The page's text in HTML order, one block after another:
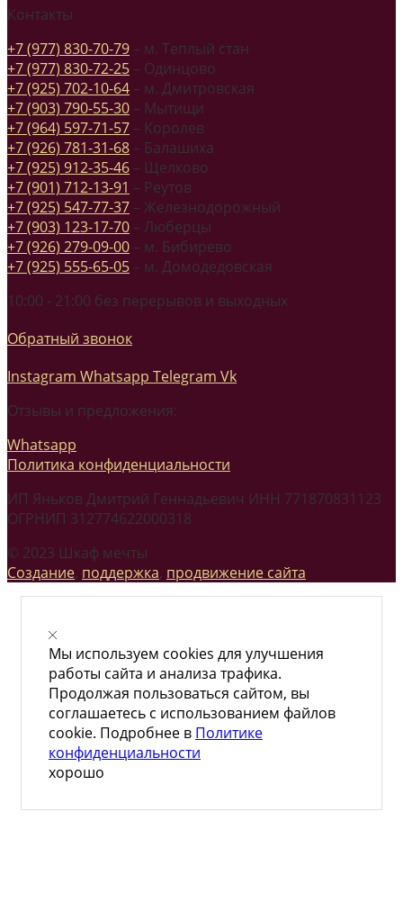
Контакты
+7 (977) 830-70-79 – м. Теплый стан
+7 (977) 830-72-25 – Одинцово
+7 (925) 702-10-64 – м. Дмитровская
+7 (903) 790-55-30 – Мытищи
+7 (964) 597-71-57 – Королев
+7 (926) 781-31-68 – Балашиха
+7 (925) 912-35-46 – Щелково
+7 (901) 712-13-91 – Реутов
+7 (925) 547-77-37 – Железнодорожный
+7 (903) 123-17-70 – Люберцы
+7 (926) 279-09-00 – м. Бибирево
+7 (925) 555-65-05 – м. Домодедовская
10:00 - 21:00 без перерывов и выходных
Обратный звонок
Instagram Whatsapp Telegram Vk
Отзывы и предложения:
Whatsapp
Политика конфиденциальности
ИП Яньков Дмитрий Геннадьевич ИНН 771870831123
ОГРНИП 312774622000318
© 2023 Шкаф мечты
Создание, поддержка, продвижение сайта
Мы используем cookies для улучшения
работы сайта и анализа трафика.
Продолжая пользоваться сайтом, вы
соглашаетесь с использованием файлов
cookie. Подробнее в Политике
конфиденциальности
хорошо